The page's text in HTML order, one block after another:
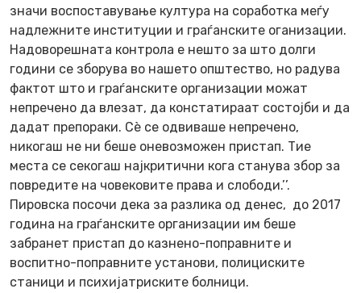
значи воспоставување култура на соработка меѓу
надлежните институции и граѓанските оганизации.
Надоворешната контрола е нешто за што долги
години се зборува во нашето општество, но радува
фактот што и граѓанските организации можат
непречено да влезат, да констатираат состојби и да
дадат препораки. Сѐ се одвиваше непречено,
никогаш не ни беше оневозможен пристап. Тие
места се секогаш најкритични кога станува збор за
повредите на човековите права и слободи.’’.
Пировска посочи дека за разлика од денес, до 2017
година на граѓанските организации им беше
забранет пристап до казнено-поправните и
воспитно-поправните установи, полициските
станици и психијатриските болници.